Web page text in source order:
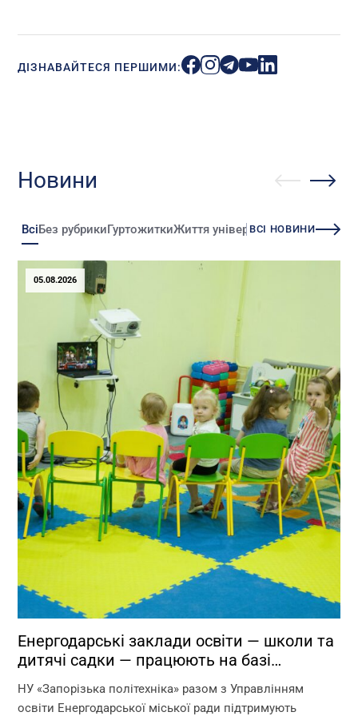
ДІЗНАВАЙТЕСЯ ПЕРШИМИ:
Новини
ВсіБез рубрикиГуртожиткиЖиття університетуЗміни
ВСІ НОВИНИ
05.08.2026
Енергодарські заклади освіти — школи та
дитячі садки — працюють на базі
Запорізької політехніки!
НУ «Запорізька політехніка» разом з Управлінням
освіти Енергодарської міської ради підтримують